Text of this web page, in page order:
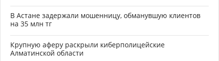
В Астане задержали мошенницу, обманувшую клиентов
на 35 млн тг
Крупную аферу раскрыли киберполицейские
Алматинской области